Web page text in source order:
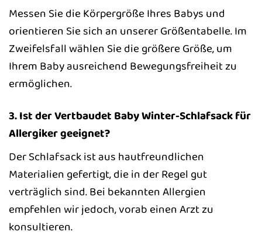
Messen Sie die Körpergröße Ihres Babys und
orientieren Sie sich an unserer Größentabelle. Im
Zweifelsfall wählen Sie die größere Größe, um
Ihrem Baby ausreichend Bewegungsfreiheit zu
ermöglichen.
3. Ist der Vertbaudet Baby Winter-Schlafsack für
Allergiker geeignet?
Der Schlafsack ist aus hautfreundlichen
Materialien gefertigt, die in der Regel gut
verträglich sind. Bei bekannten Allergien
empfehlen wir jedoch, vorab einen Arzt zu
konsultieren.